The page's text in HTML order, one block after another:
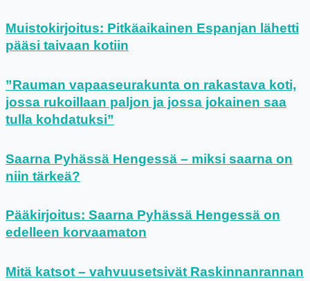
Muistokirjoitus: Pitkäaikainen Espanjan lähetti
pääsi taivaan kotiin
”Rauman vapaaseurakunta on rakastava koti,
jossa rukoillaan paljon ja jossa jokainen saa
tulla kohdatuksi”
Saarna Pyhässä Hengessä – miksi saarna on
niin tärkeä?
Pääkirjoitus: Saarna Pyhässä Hengessä on
edelleen korvaamaton
Mitä katsot – vahvuusetsivät Raskinnanrannan